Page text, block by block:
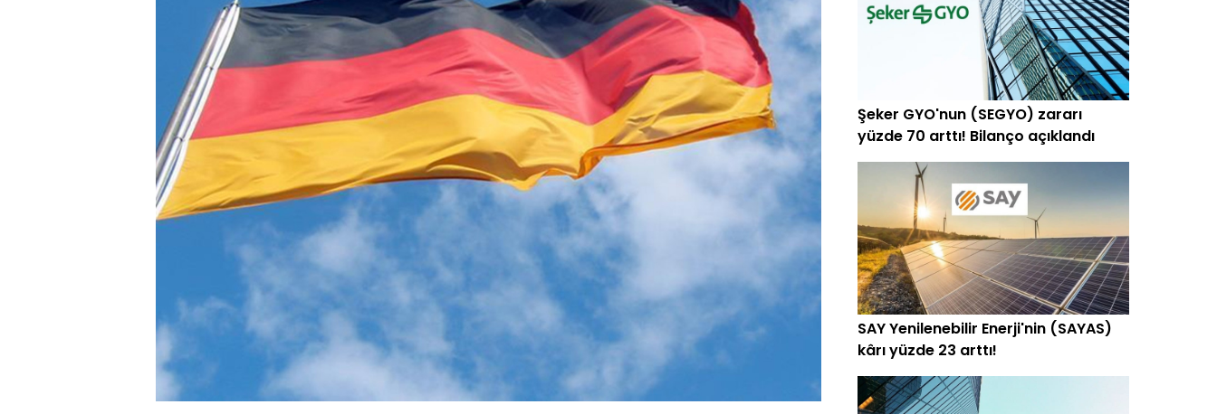
Şeker GYO'nun (SEGYO) zararı
yüzde 70 arttı! Bilanço açıklandı
SAY Yenilenebilir Enerji'nin (SAYAS)
kârı yüzde 23 arttı!